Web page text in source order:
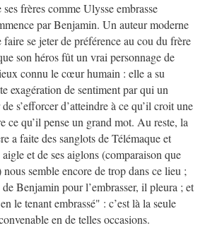
frères comme Ulysse embrasse
par Benjamin. Un auteur moderne
faire se jeter de préférence au cou du frère
son héros fût un vrai personnage de
connu le cœur humain : elle a su
exagération de sentiment par qui un
s’efforcer d’atteindre à ce qu’il croit une
ce qu’il pense un grand mot. Au reste, la
a faite des sanglots de Télémaque et
et de ses aiglons (comparaison que
semble encore de trop dans ce lieu ;
de Benjamin pour l’embrasser, il pleura ; et
le tenant embrassé" : c’est là la seule
en de telles occasions.